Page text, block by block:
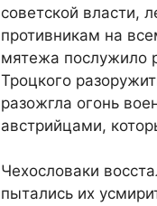
советской власти,
противникам на
мятежа послужило
Троцкого
разожгла огонь
австрийцами,
Чехословаки
пытались их